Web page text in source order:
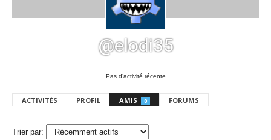
@elodi35
Pas d’activité récente
ACTIVITÉS PROFIL AMIS 0 FORUMS
Trier par: